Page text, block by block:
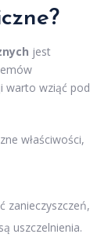
jest
warto wziąć pod
właściwości,
zanieczyszczeń,
uszczelnienia.